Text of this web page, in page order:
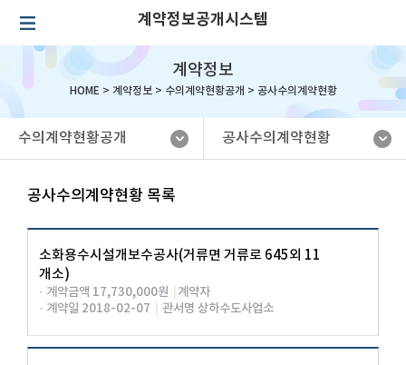
계약정보공개시스템
계약정보
HOME > 계약정보> 수의계약현황공개 > 공사수의계약현황
수의계약현황공개 공사수의계약현황
공사수의계약현황 목록
소화용수시설개보수공사(거류면 거류로 645외 11
개소)
· 계약금액 17,730,000원
계약자
· 계약일 2018-02-07
관서명 상하수도사업소